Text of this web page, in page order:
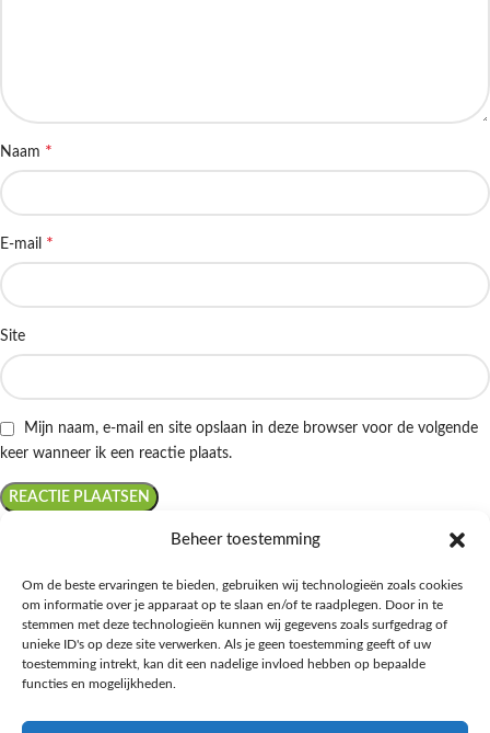
Beheer toestemming
Om de beste ervaringen te bieden, gebruiken wij technologieën zoals cookies
om informatie over je apparaat op te slaan en/of te raadplegen. Door in te
stemmen met deze technologieën kunnen wij gegevens zoals surfgedrag of
unieke ID's op deze site verwerken. Als je geen toestemming geeft of uw
toestemming intrekt, kan dit een nadelige invloed hebben op bepaalde
functies en mogelijkheden.
Naam *
E-mail *
Site
Mijn naam, e-mail en site opslaan in deze browser voor de volgende
keer wanneer ik een reactie plaats.
Ontdek de beste keto-vriendelijke keuzes van Albert Heijn, verrijk je
kennis met onze diepgaande blogs over het keto-dieet, en deel jouw
favoriete keto recepten in onze bruisende online gemeenschap!